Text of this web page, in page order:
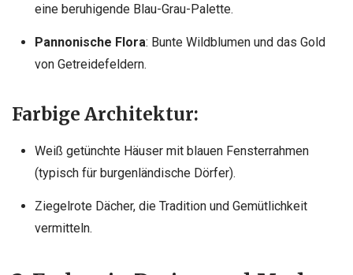
eine beruhigende Blau-Grau-Palette.
Pannonische Flora: Bunte Wildblumen und das Gold
von Getreidefeldern.
Farbige Architektur:
Weiß getünchte Häuser mit blauen Fensterrahmen
(typisch für burgenländische Dörfer).
Ziegelrote Dächer, die Tradition und Gemütlichkeit
vermitteln.